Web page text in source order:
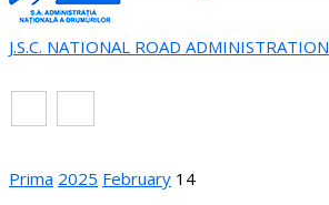
J.S.C. NATIONAL ROAD ADMINISTRATION
Prima 2025 February 14